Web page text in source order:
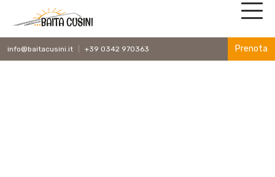
info@baitacusini.it +39 0342 970363 Prenota